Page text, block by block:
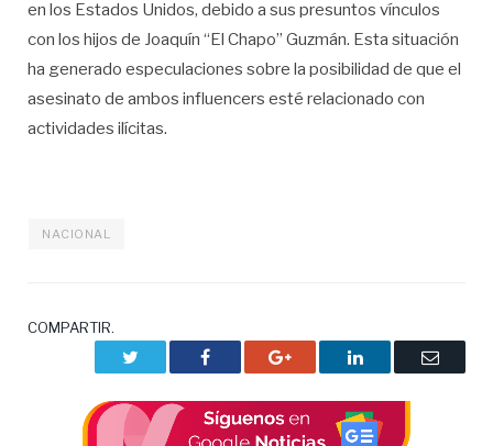
en los Estados Unidos, debido a sus presuntos vínculos
con los hijos de Joaquín “El Chapo” Guzmán. Esta situación
ha generado especulaciones sobre la posibilidad de que el
asesinato de ambos influencers esté relacionado con
actividades ilícitas.
NACIONAL
COMPARTIR.
Facebook Google+ LinkedIn
Correo